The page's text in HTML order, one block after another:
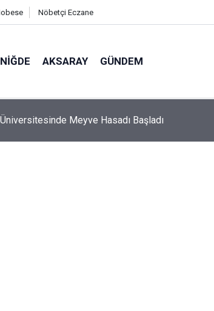
Nöbetçi Eczane
NIĞDE AKSARAY GÜNDEM
Coşkusu Tarsus’a Taşındı